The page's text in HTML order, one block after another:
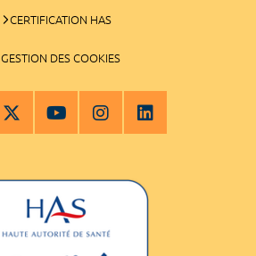
CERTIFICATION HAS
GESTION DES COOKIES